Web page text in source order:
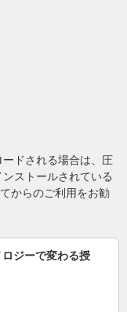
ドされる場合は、圧
ストールされている
からのご利用をお勧
ジーで変わる授